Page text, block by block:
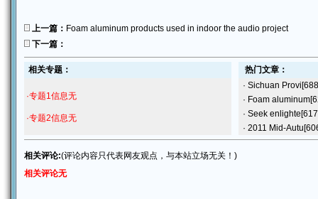
上一篇： Foam aluminum products used in indoor the audio project
下一篇：
相关专题：
·专题1信息无
·专题2信息无
热门文章：
· Sichuan Provi
· Foam aluminum
· Seek enlighte
· 2011 Mid-Autu
相关评论:(评论内容只代表网友观点，与本站立场无关！)
相关评论无